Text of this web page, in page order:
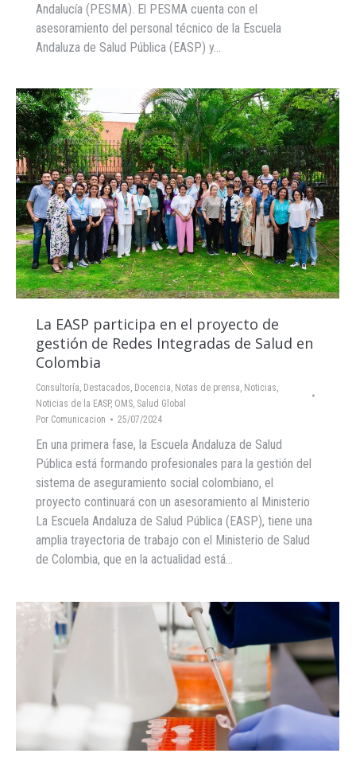
Andalucía (PESMA). El PESMA cuenta con el
asesoramiento del personal técnico de la Escuela
Andaluza de Salud Pública (EASP) y…
La EASP participa en el proyecto de
gestión de Redes Integradas de Salud en
Colombia
Consultoría, Destacados, Docencia, Notas de prensa, Noticias,
Noticias de la EASP, OMS, Salud Global
Por Comunicacion 25/07/2024
En una primera fase, la Escuela Andaluza de Salud
Pública está formando profesionales para la gestión del
sistema de aseguramiento social colombiano, el
proyecto continuará con un asesoramiento al Ministerio
La Escuela Andaluza de Salud Pública (EASP), tiene una
amplia trayectoria de trabajo con el Ministerio de Salud
de Colombia, que en la actualidad está…